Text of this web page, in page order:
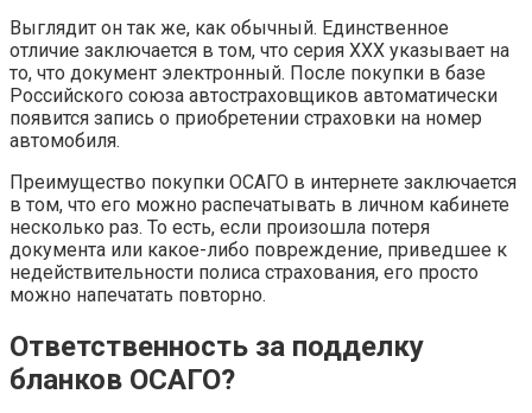
Выглядит он так же, как обычный. Единственное
отличие заключается в том, что серия XXX указывает на
то, что документ электронный. После покупки в базе
Российского союза автостраховщиков автоматически
появится запись о приобретении страховки на номер
автомобиля.
Преимущество покупки ОСАГО в интернете заключается
в том, что его можно распечатывать в личном кабинете
несколько раз. То есть, если произошла потеря
документа или какое-либо повреждение, приведшее к
недействительности полиса страхования, его просто
можно напечатать повторно.
Ответственность за подделку
бланков ОСАГО?